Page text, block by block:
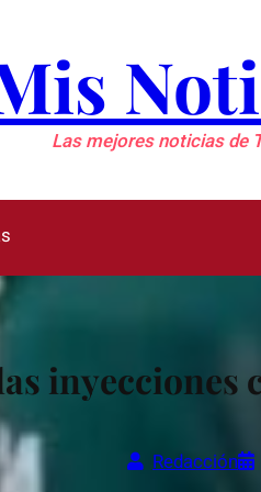
Las mejores noticias de
inyecciones
Redacción